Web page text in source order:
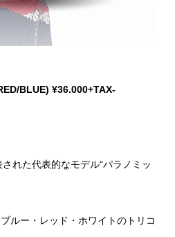
BLUE) ¥36.000+TAX-
れた代表的なモデル“パラノミッ
ルー・レッド・ホワイトのトリコ